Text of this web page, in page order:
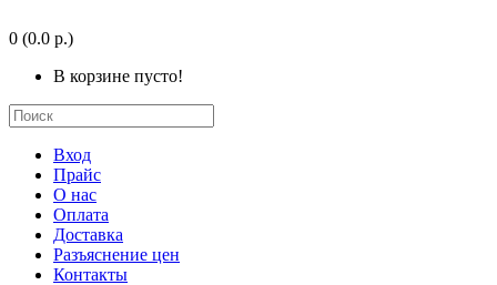
0 (0.0 р.)
В корзине пусто!
Вход
Прайс
О нас
Оплата
Доставка
Разъяснение цен
Контакты